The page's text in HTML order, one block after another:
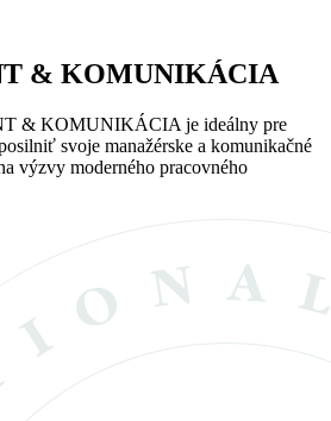
& KOMUNIKÁCIA
& KOMUNIKÁCIA je ideálny pre
svoje manažérske a komunikačné
výzvy moderného pracovného